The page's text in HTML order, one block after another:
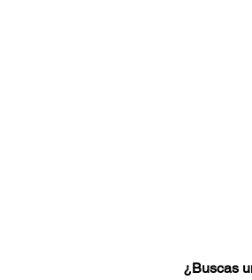
¿Buscas